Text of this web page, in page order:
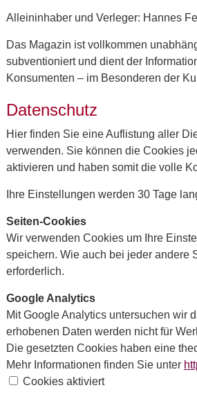
Alleininhaber und Verleger: Hannes
Das Magazin ist vollkommen
subventioniert und dient der
Konsumenten – im Besonderen der
Datenschutz
Hier finden Sie eine Auflistung aller
verwenden. Sie können die Cookies
aktivieren und haben somit die volle
Ihre Einstellungen werden 30 Tage
Seiten-Cookies
Wir verwenden Cookies um Ihre
speichern. Wie auch bei jeder andere
erforderlich.
Google Analytics
Mit Google Analytics untersuchen wir
erhobenen Daten werden nicht für
Die gesetzten Cookies haben eine
Mehr Informationen finden Sie unter
Cookies aktiviert